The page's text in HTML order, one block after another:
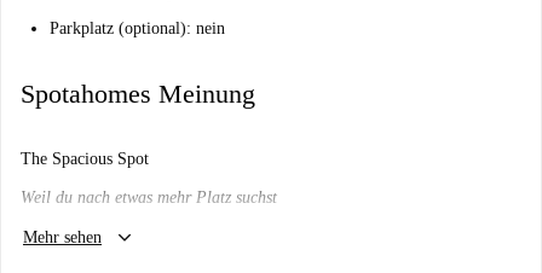
Parkplatz (optional): nein
Spotahomes Meinung
The Spacious Spot
Weil du nach etwas mehr Platz suchst
Wird es mir hier gefallen?
Mehr sehen keyboard_arrow_down